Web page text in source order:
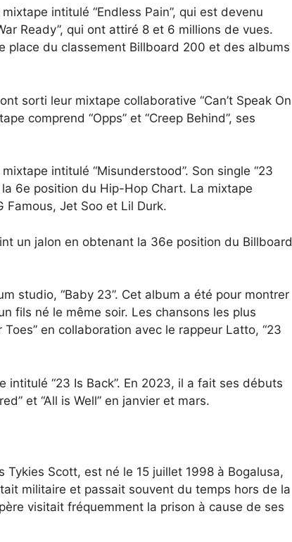
intitulé “Endless Pain”, qui est devenu
Ready”, qui ont attiré 8 et 6 millions de vues.
place du classement Billboard 200 et des albums
sorti leur mixtape collaborative “Can’t Speak On
comprend “Opps” et “Creep Behind”, ses
intitulé “Misunderstood”. Son single “23
6e position du Hip-Hop Chart. La mixtape
Famous, Jet Soo et Lil Durk.
un jalon en obtenant la 36e position du Billboard
studio, “Baby 23”. Cet album a été pour montrer
fils né le même soir. Les chansons les plus
en collaboration avec le rappeur Latto, “23
intitulé “23 Is Back”. En 2023, il a fait ses débuts
et “All is Well” en janvier et mars.
Tykies Scott, est né le 15 juillet 1998 à Bogalusa,
militaire et passait souvent du temps hors de la
visitait fréquemment la prison à cause de ses